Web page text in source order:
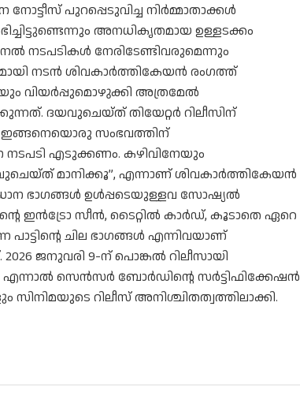
പുറപ്പെടുവിച്ച നിർമ്മാതാക്കൾ
അനധികൃതമായ ഉള്ളടക്കം
നടപടികൾ നേരിടേണ്ടിവരുമെന്നും
നടൻ ശിവകാർത്തികേയൻ രം​ഗത്ത്
വിയർപ്പുമൊഴുക്കി അത്രമേൽ
ദയവുചെയ്ത് തിയേറ്റർ റിലീസിന്
ഇങ്ങനെയൊരു സംഭവത്തിന്
നടപടി എടുക്കണം. കഴിവിനേയും
മാനിക്കൂ”, എന്നാണ് ശിവകാർത്തികേയൻ
ഭാ​ഗങ്ങൾ ഉൾപ്പടെയുള്ളവ സോഷ്യൽ
ഇൻട്രോ സീൻ, ടൈറ്റിൽ കാർഡ്, കൂടാതെ ഏറെ
പാട്ടിന്റെ ചില ഭാഗങ്ങൾ എന്നിവയാണ്
ജനുവരി 9-ന് പൊങ്കൽ റിലീസായി
സെൻസർ ബോർഡിന്റെ സർട്ടിഫിക്കേഷൻ
സിനിമയുടെ റിലീസ് അനിശ്ചിതത്വത്തിലാക്കി.